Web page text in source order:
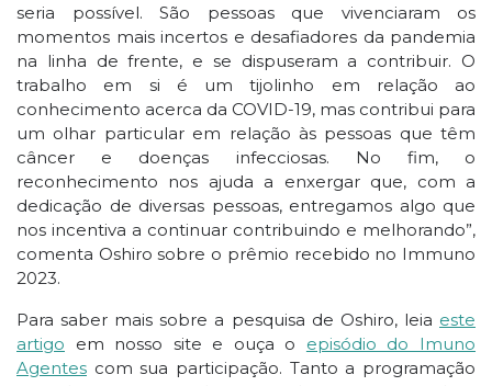
seria possível. São pessoas que vivenciaram os
momentos mais incertos e desafiadores da pandemia
na linha de frente, e se dispuseram a contribuir. O
trabalho em si é um tijolinho em relação ao
conhecimento acerca da COVID-19, mas contribui para
um olhar particular em relação às pessoas que têm
câncer e doenças infecciosas. No fim, o
reconhecimento nos ajuda a enxergar que, com a
dedicação de diversas pessoas, entregamos algo que
nos incentiva a continuar contribuindo e melhorando”,
comenta Oshiro sobre o prêmio recebido no Immuno
2023.
Para saber mais sobre a pesquisa de Oshiro, leia este
artigo em nosso site e ouça o episódio do Imuno
Agentes com sua participação. Tanto a programação